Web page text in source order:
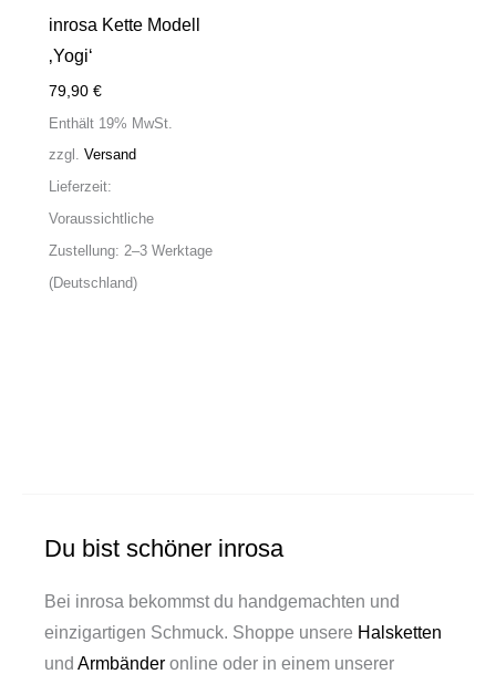
inrosa Kette Modell
‚Yogi‘
79,90 €
Enthält 19% MwSt.
zzgl. Versand
Lieferzeit:
Voraussichtliche
Zustellung: 2–3 Werktage
(Deutschland)
Du bist schöner inrosa
Bei inrosa bekommst du handgemachten und
einzigartigen Schmuck. Shoppe unsere Halsketten
und Armbänder online oder in einem unserer